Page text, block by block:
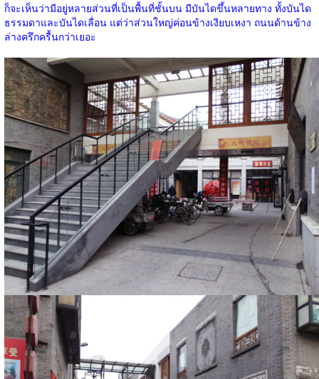
ก็จะเห็นว่ามีอยู่หลายส่วนที่เป็นพื้นที่ชั้นบน มีบันไดขึ้นหลายทาง ทั้งบันได
ธรรมดาและบันไดเลื่อน แต่ว่าส่วนใหญ่ค่อนข้างเงียบเหงา ถนนด้านข้าง
ล่างครึกครื้นกว่าเยอะ